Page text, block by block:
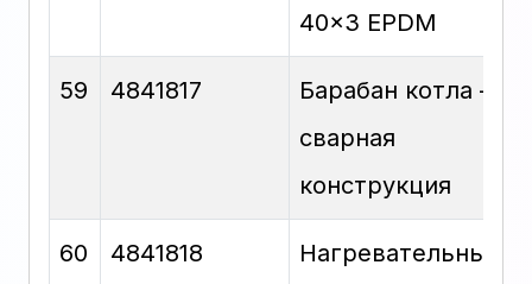
40×3 EPDM
59 4841817
Барабан котла —
сварная
конструкция
60 4841818
Нагревательный